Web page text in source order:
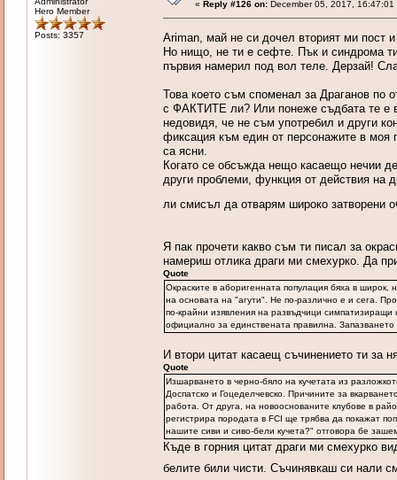
Hero Member
Posts: 3357
« Reply #126 on:December 05, 2017, 16:47:01
Аriman, май не си дочел вторият ми пост
Но нищо, не ти е сефте. Пък и синдрома
първия намерил под вол теле. Дерзай!
Това което съм споменал за Драганов по
с ФАКТИТЕ ли? Или понеже съдбата те е
недовидя, че не съм употребил и други
фиксация към един от персонажите в моя
са ясни.
Когато се обсъжда нещо касаещо нечии
други проблеми, функция от действия
ли смисъл да отварям широко затворени
Я пак прочети какво съм ти писал за
намериш отлика драги ми смехурко. Да
Quote
Окраските в аборигенната популация бяха в широк,
на основата на "агути". Не по-различно е и сега.
по-крайни изявления на развъдчици
официално за единствената правилна.
И втори цитат касаещ съчинението ти за
Quote
Изшарването в черно-бяло на кучетата из
Доспатско и Гоцеделчевско. Причините за
работа. От друга, на новооснованите клубове в
регистрира породата в FCI ще трябва да покажат
нашите сиви и сиво-бели кучета?" отговора бе
Къде в горния цитат драги ми смехурко
белите били чисти. Съчинявкаш си нали